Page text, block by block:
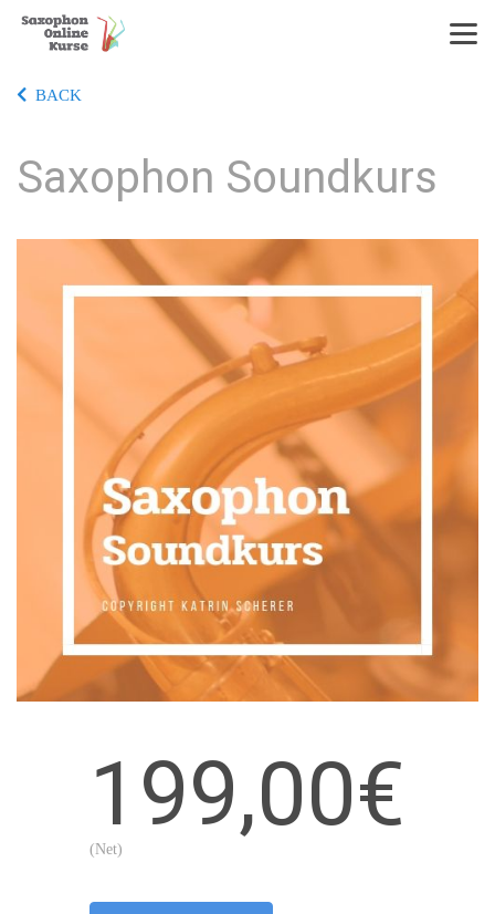
BACK
Saxophon Soundkurs
199,00€
(Net)